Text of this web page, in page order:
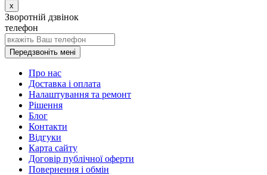
x
Зворотній дзвінок
телефон
Передзвоніть мені
Про нас
Доставка і оплата
Налаштування та ремонт
Рішення
Блог
Контакти
Відгуки
Карта сайту
Договір публічної оферти
Повернення і обмін